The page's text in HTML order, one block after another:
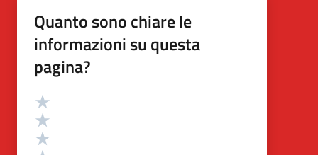
Quanto sono chiare le
informazioni su questa
pagina?
Valutazione